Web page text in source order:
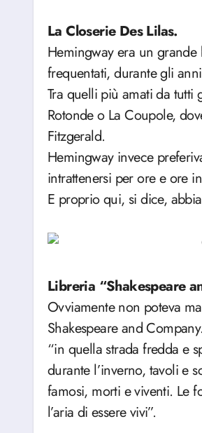
La Closerie Des Lilas.
Hemingway era un
frequentati, durante gli
Tra quelli più amati da tutti
Rotonde o La Coupole,
Fitzgerald.
Hemingway invece
intrattenersi per ore e ore
E proprio qui, si dice,
Libreria “Shakespeare
Ovviamente non poteva
Shakespeare and
“in quella strada fredda e
durante l’inverno, tavoli e
famosi, morti e viventi. Le
l’aria di essere vivi”.